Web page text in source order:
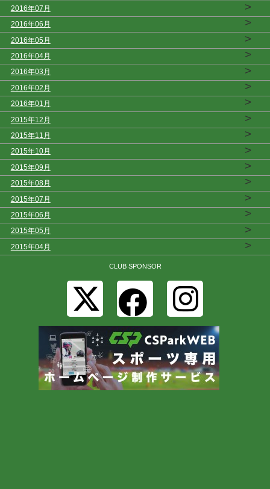
2016年07月 >
2016年06月 >
2016年05月 >
2016年04月 >
2016年03月 >
2016年02月 >
2016年01月 >
2015年12月 >
2015年11月 >
2015年10月 >
2015年09月 >
2015年08月 >
2015年07月 >
2015年06月 >
2015年05月 >
2015年04月 >
CLUB SPONSOR